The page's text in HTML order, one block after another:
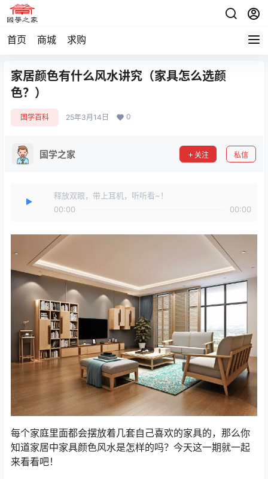
首页 商城 求购
家居颜色有什么风水讲究（家具怎么选颜
色？）
国学百科 25年3月14日 0
国学之家 关注 私信
释放双眼，带上耳机，听听看~！
00:00
00:00
每个家庭里面都会摆放着几套自己喜欢的家具的，那么你
知道家居中家具颜色风水是怎样的吗？今天这一期就一起
来看看吧！